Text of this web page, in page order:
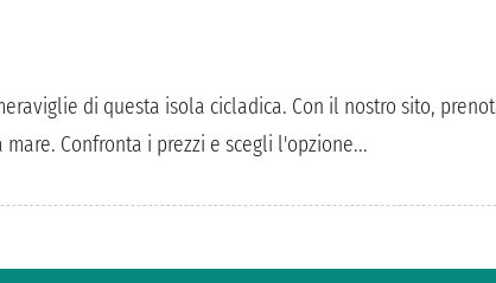
di questa isola cicladica. Con il nostro sito,
Confronta i prezzi e scegli l'opzione...